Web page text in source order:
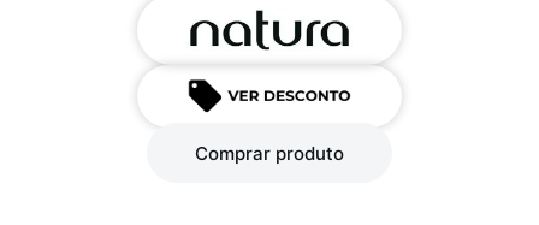
Comprar produto